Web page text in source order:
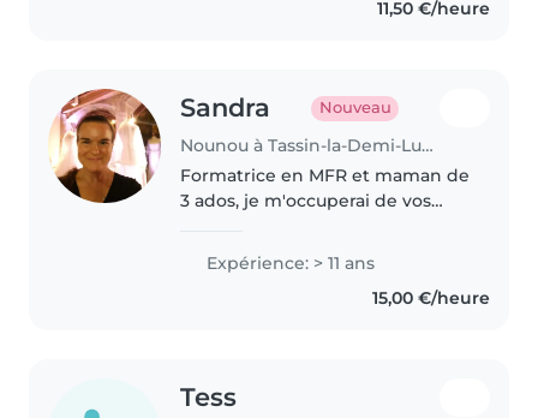
11,50 €/heure
Sandra Nouveau
Nounou à Tassin-la-Demi-Lune
Formatrice en MFR et maman de
3 ados, je m'occuperai de vos
vous puissiez travailler l'esprit
serein, ou vous retrouver en
amoureux ou entre amis..
Expérience: > 11 ans
15,00 €/heure
Tess